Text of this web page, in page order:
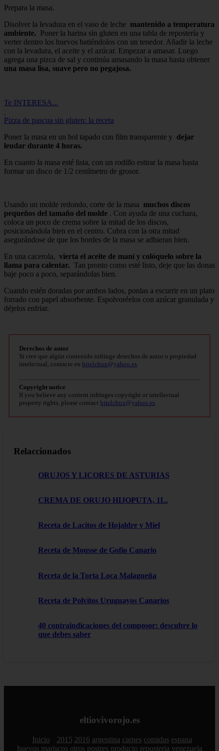
Prepara la masa.
Disolver la levadura en el vaso de leche mantenido a temperatura
ambiente. Poner la harina sin gluten en una tabla de repostería y
verter dentro los huevos batiéndolos con un tenedor. Añadir la leche
con la levadura, el aceite y el azúcar. Empezar a amasar. Luego
agrega una pizca de sal y continúa amasando la masa hasta obtener
una masa lisa, suave pero no pegajosa.
Te INTERESA...
Pizza de pascua sin gluten: la receta
Poner la masa en un bol tapado con film transparente y dejar
leudar durante 4 horas.
En cuanto la masa esté lista, con un rodillo estirar la masa hasta
formar un disco de 1/2 centímetro de grosor.
Usando un molde redondo, corte de la masa muchos discos
pequeños del tamaño del molde . Con ayuda de una cuchara,
coloca un poco de crema sobre la mitad de los discos,
posicionándola bien en el centro. Cubra con la otra mitad
asegurándose de que los bordes de la masa se adhieran bien.
En una cacerola, vierta el aceite de maní y colóquelo sobre la
llama para calentar. Tan pronto como esté listo, deje que las donas
baje poco a poco, separándolas bien.
Cuando estén doradas por ambos lados, ponlas a escurrir en un plato
forrado con papel absorbente. Espolvoréelos con azúcar granulada y
déjelos enfriar.
Derechos de autor
Si cree que algún contenido infringe derechos de autor o propiedad
intelectual, contacte en bitelchux@yahoo.es.
Copyright notice
If you believe any content infringes copyright or intellectual
property rights, please contact bitelchux@yahoo.es.
Relaccionados
ORUJOS Y LICORES DE ASTURIAS
CREMA DE ORUJO HIJOPUTA, 1L.
Receta de Lacitos de Hojaldre y Miel
Receta de Mousse de Gofio Canario
Receta de la Torta Loca Malagueña
Receta de Polvitos Uruguayos Canarios
40 contraindicaciones del composor: descubre lo
que debes saber
eltiovivorojo.es
Inicio 2015 2016 argentina carnes comidas espana
huevos mariscos otros postres producto reposteria venezuela